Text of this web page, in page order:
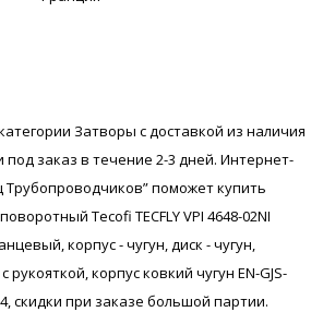
Затворы с доставкой из наличия
заказ в течение 2-3 дней. Интернет-
Трубопроводчиков” поможет купить
Tecofi TECFLY VPI 4648-02NI
корпус - чугун, диск - чугун,
рукояткой, корпус ковкий чугун EN-GJS-
скидки при заказе большой партии.